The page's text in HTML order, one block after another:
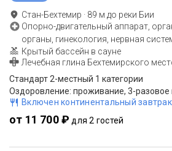
Стан-Бехтемир · 89 м до реки Бии
Опорно-двигательный аппарат,
органы, гинекология, нервная
Крытый бассейн в сауне
Лечебная глина Бехтемирского
Стандарт 2-местный 1 категории
Оздоровление: проживание, 3-разовое
Включен континентальный завтрак
от 11 700 ₽ для 2 гостей